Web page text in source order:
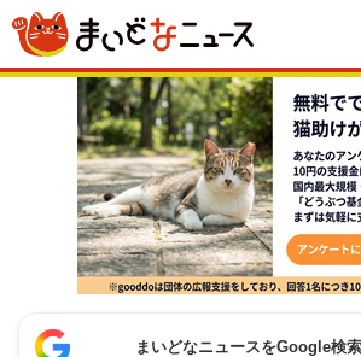
まいどなニュースをGoogle検